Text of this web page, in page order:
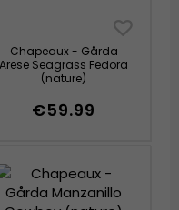
Chapeaux - Gårda
Arese Seagrass Fedora
(nature)
€59.99